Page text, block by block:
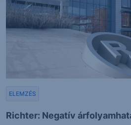
Richter: Negatív
ELEMZÉS